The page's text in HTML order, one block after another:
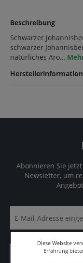
Beschreibung
Schwarzer
schwarzer
natürliches Aro…
Abonnieren Sie
Newsletter, um
Diese Website
Erfahrung